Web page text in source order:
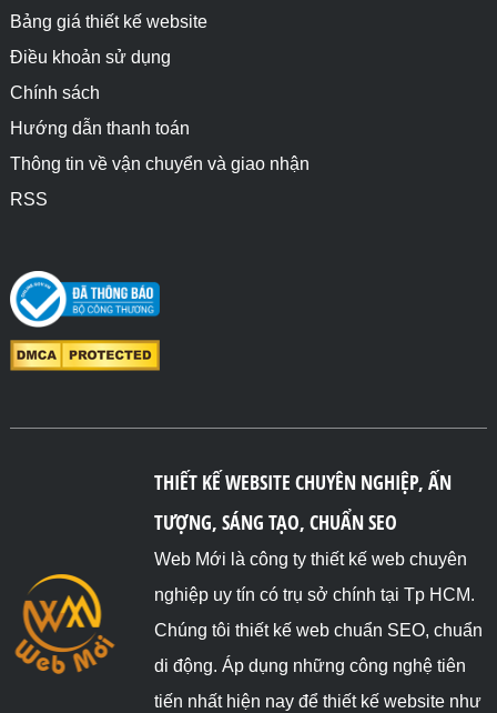
Bảng giá thiết kế website
Điều khoản sử dụng
Chính sách
Hướng dẫn thanh toán
Thông tin về vận chuyển và giao nhận
RSS
THIẾT KẾ WEBSITE CHUYÊN NGHIỆP, ẤN
TƯỢNG, SÁNG TẠO, CHUẨN SEO
Web Mới là công ty thiết kế web chuyên
nghiệp uy tín có trụ sở chính tại Tp HCM.
Chúng tôi thiết kế web chuẩn SEO, chuẩn
di động. Áp dụng những công nghệ tiên
tiến nhất hiện nay để thiết kế website như